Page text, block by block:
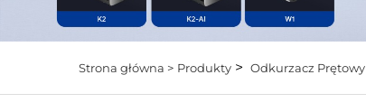
Strona główna > Produkty > Odkurzacz Prętowy